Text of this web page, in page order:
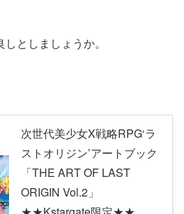
としましょうか。
次世代美少女X戦略RPG‘ラ
ストオリジン’アートブック
「THE ART OF LAST
ORIGIN Vol.2」